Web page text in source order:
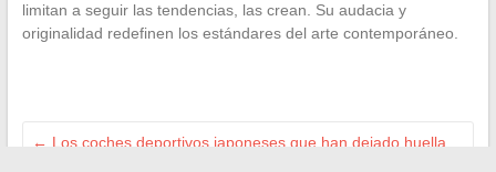
limitan a seguir las tendencias, las crean. Su audacia y
originalidad redefinen los estándares del arte contemporáneo.
← Los coches deportivos japoneses que han dejado huella